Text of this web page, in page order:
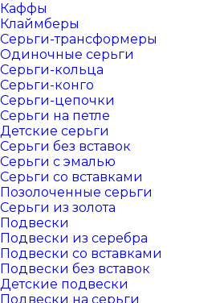
Каффы
Клаймберы
Серьги-трансформеры
Одиночные серьги
Серьги-кольца
Серьги-конго
Серьги-цепочки
Серьги на петле
Детские серьги
Серьги без вставок
Серьги с эмалью
Серьги со вставками
Позолоченные серьги
Серьги из золота
Подвески
Подвески из серебра
Подвески со вставками
Подвески без вставок
Детские подвески
Подвески на серьги